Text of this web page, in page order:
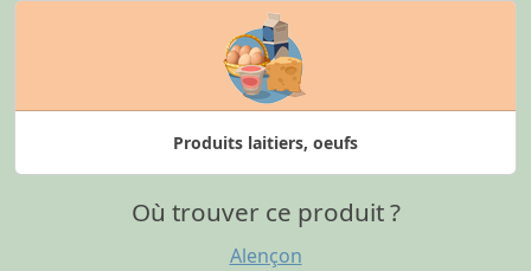
Produits laitiers, oeufs
Où trouver ce produit ?
Alençon